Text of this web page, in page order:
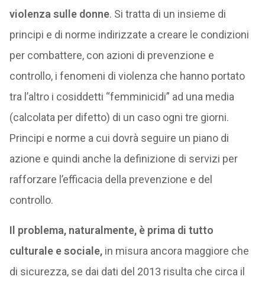
violenza sulle donne. Si tratta di un insieme di
principi e di norme indirizzate a creare le condizioni
per combattere, con azioni di prevenzione e
controllo, i fenomeni di violenza che hanno portato
tra l’altro i cosiddetti “femminicidi” ad una media
(calcolata per difetto) di un caso ogni tre giorni.
Principi e norme a cui dovrà seguire un piano di
azione e quindi anche la definizione di servizi per
rafforzare l’efficacia della prevenzione e del
controllo.
Il problema, naturalmente, è prima di tutto
culturale e sociale,in misura ancora maggiore che
di sicurezza, se dai dati del 2013 risulta che circa il